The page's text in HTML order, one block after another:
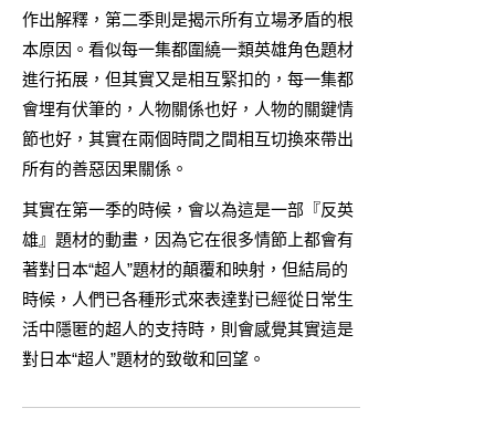
作出解釋，第二季則是揭示所有立場矛盾的根
本原因。看似每一集都圍繞一類英雄角色題材
進行拓展，但其實又是相互緊扣的，每一集都
會埋有伏筆的，人物關係也好，人物的關鍵情
節也好，其實在兩個時間之間相互切換來帶出
所有的善惡因果關係。
其實在第一季的時候，會以為這是一部『反英
雄』題材的動畫，因為它在很多情節上都會有
著對日本“超人”題材的顛覆和映射，但結局的
時候，人們已各種形式來表達對已經從日常生
活中隱匿的超人的支持時，則會感覺其實這是
對日本“超人”題材的致敬和回望。